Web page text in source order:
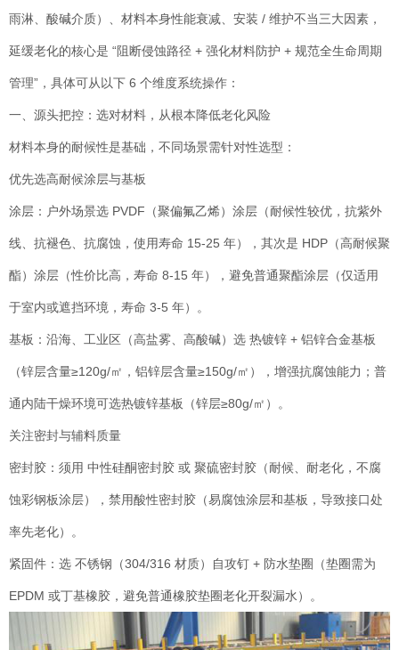
雨淋、酸碱介质）、材料本身性能衰减、安装 / 维护不当三大因素，
延缓老化的核心是 “阻断侵蚀路径 + 强化材料防护 + 规范全生命周期
管理”，具体可从以下 6 个维度系统操作：
一、源头把控：选对材料，从根本降低老化风险
材料本身的耐候性是基础，不同场景需针对性选型：
优先选高耐候涂层与基板
涂层：户外场景选 PVDF（聚偏氟乙烯）涂层（耐候性较优，抗紫外
线、抗褪色、抗腐蚀，使用寿命 15-25 年），其次是 HDP（高耐候聚
酯）涂层（性价比高，寿命 8-15 年），避免普通聚酯涂层（仅适用
于室内或遮挡环境，寿命 3-5 年）。
基板：沿海、工业区（高盐雾、高酸碱）选 热镀锌 + 铝锌合金基板
（锌层含量≥120g/㎡，铝锌层含量≥150g/㎡），增强抗腐蚀能力；普
通内陆干燥环境可选热镀锌基板（锌层≥80g/㎡）。
关注密封与辅料质量
密封胶：须用 中性硅酮密封胶 或 聚硫密封胶（耐候、耐老化，不腐
蚀彩钢板涂层），禁用酸性密封胶（易腐蚀涂层和基板，导致接口处
率先老化）。
紧固件：选 不锈钢（304/316 材质）自攻钉 + 防水垫圈（垫圈需为
EPDM 或丁基橡胶，避免普通橡胶垫圈老化开裂漏水）。